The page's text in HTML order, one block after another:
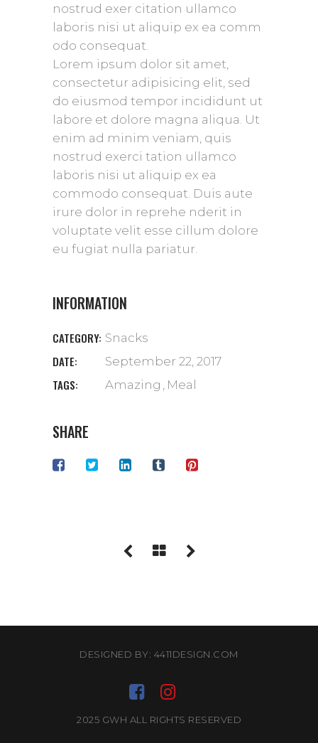
nostrud exer citation ullamco
laboris nisi ut aliquip ex ea comm
odo consequat.
Lorem ipsum dolor sit amet,
consectetur adipisicing elit, sed
do eiusmod tempor incididunt ut
labore et dolore magna aliqua. Ut
enim ad minim veniam, quis
nostrud exerci tation ullamco
laboris nisi ut aliquip ex ea
commodo consequat. Duis aute
irure dolor in reprehe nderit in
voluptate velit esse cillum dolore
eu fugiat nulla pariatur.
INFORMATION
CATEGORY: Snacks
DATE: September 22, 2017
TAGS: Amazing Meal
SHARE
DESIGNED BY: 4411DESIGN.COM
2025 GWH ALL RIGHTS RESERVED